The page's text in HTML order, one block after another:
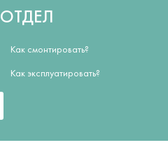
ОТДЕЛ
Как смонтировать?
Как эксплуатировать?